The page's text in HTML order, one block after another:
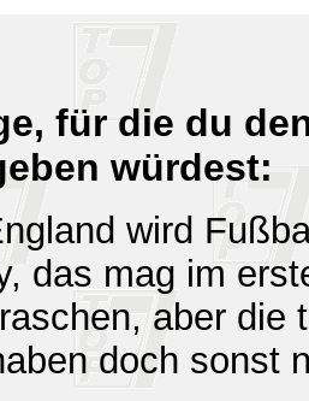
für die du
würdest:
wird
das mag im
aber die
doch sonst